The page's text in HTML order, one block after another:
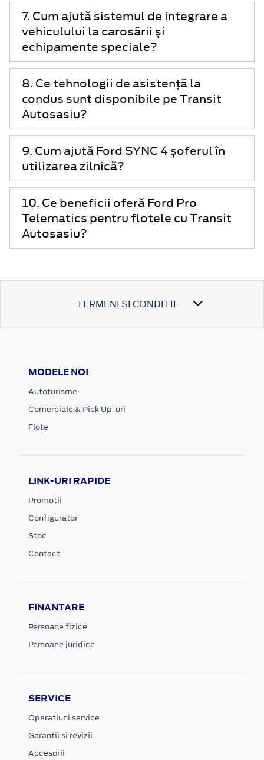
7. Cum ajută sistemul de integrare a
vehiculului la carosării și
echipamente speciale?
8. Ce tehnologii de asistență la
condus sunt disponibile pe Transit
Autosasiu?
9. Cum ajută Ford SYNC 4 șoferul în
utilizarea zilnică?
10. Ce beneficii oferă Ford Pro
Telematics pentru flotele cu Transit
Autosasiu?
TERMENI SI CONDITII
MODELE NOI
Autoturisme
Comerciale & Pick Up-uri
Flote
LINK-URI RAPIDE
Promotii
Configurator
Stoc
Contact
FINANTARE
Persoane fizice
Persoane juridice
SERVICE
Operatiuni service
Garantii si revizii
Accesorii